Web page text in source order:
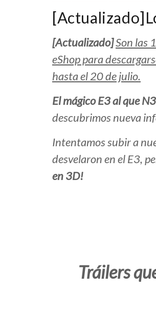
[Actualizado]Son las
eShop para
hasta el 20 de julio.
El mágico E3 al que
descubrimos nueva
Intentamos subir a
desvelaron en el E3,
en 3D!
Tráilers